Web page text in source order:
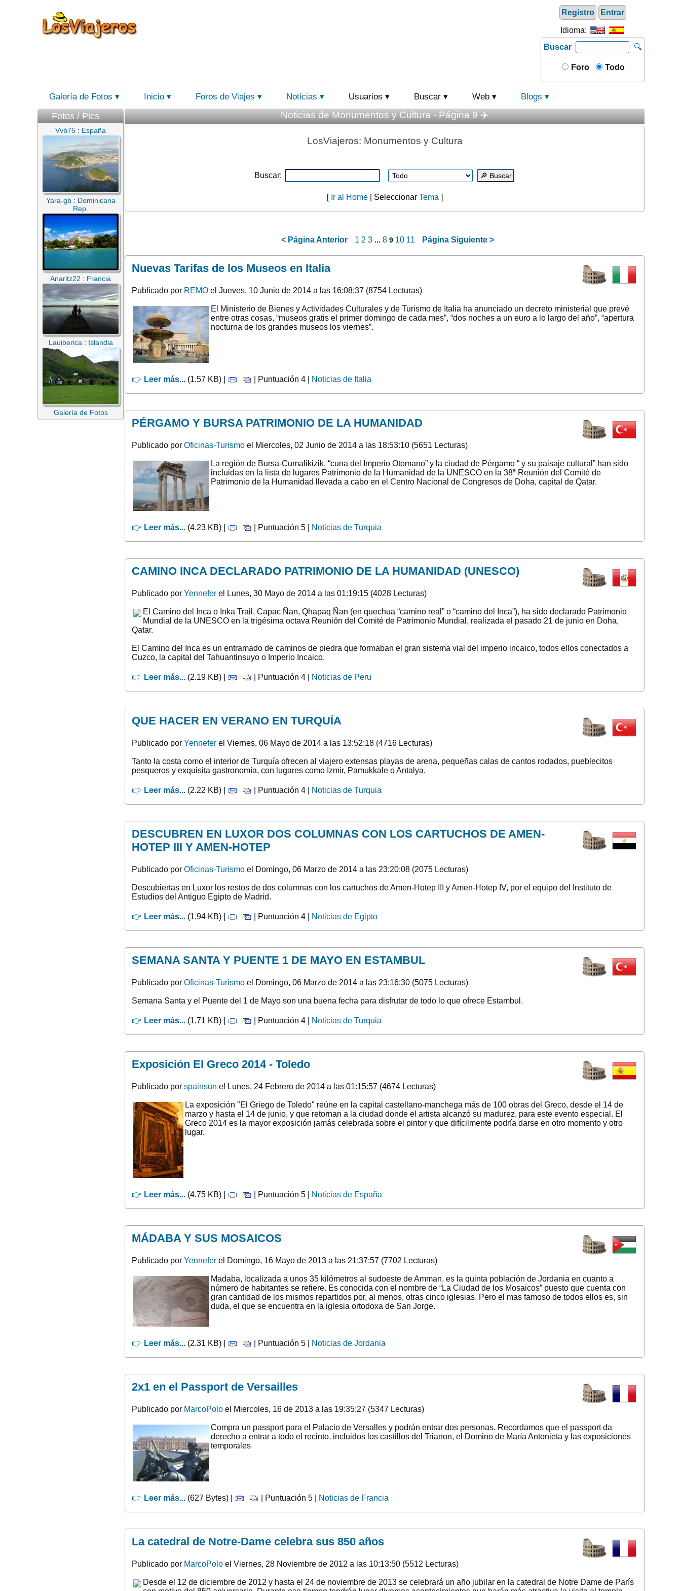
Registro Entrar
Idioma:
Buscar
🔍
Foro Todo
Galería de Fotos Inicio Foros de Viajes Noticias Usuarios Buscar Web Blogs
Fotos / Pics
Vvb75 : España
Yara-gb: Dominicana
Rep.
Anaritz22 : Francia
Lauiberica : Islandia
Galería de Fotos
Noticias de Monumentos y Cultura - Página 9 ✈️
LosViajeros: Monumentos y Cultura
Buscar:
[ Ir al Home| SeleccionarTema ]
< Página Anterior 1 2 3 ...8 9 10 11 Página Siguiente >
Nuevas Tarifas de los Museos en Italia
Publicado por REMO el Jueves, 10 Junio de 2014 a las 16:08:37 (8754 Lecturas)
El Ministerio de Bienes y Actividades Culturales y de Turismo de Italia ha anunciado un decreto ministerial que prevé
entre otras cosas, “museos gratis el primer domingo de cada mes”, “dos noches a un euro a lo largo del año”, “apertura
nocturna de los grandes museos los viernes”.
👉 Leer más... (1.57 KB) | | Puntuación 4 | Noticias de Italia
PÉRGAMO Y BURSA PATRIMONIO DE LA HUMANIDAD
Publicado por Oficinas-Turismo el Miercoles, 02 Junio de 2014 a las 18:53:10 (5651 Lecturas)
La región de Bursa-Cumalikizik, “cuna del Imperio Otomano” y la ciudad de Pérgamo “ y su paisaje cultural” han sido
incluidas en la lista de lugares Patrimonio de la Humanidad de la UNESCO en la 38ª Reunión del Comité de
Patrimonio de la Humanidad llevada a cabo en el Centro Nacional de Congresos de Doha, capital de Qatar.
👉 Leer más... (4.23 KB) | | Puntuación 5 | Noticias de Turquia
CAMINO INCA DECLARADO PATRIMONIO DE LA HUMANIDAD (UNESCO)
Publicado por Yennefer el Lunes, 30 Mayo de 2014 a las 01:19:15 (4028 Lecturas)
El Camino del Inca o Inka Trail, Capac Ñan, Qhapaq Ñan (en quechua “camino real” o “camino del Inca”), ha sido declarado Patrimonio
Mundial de la UNESCO en la trigésima octava Reunión del Comité de Patrimonio Mundial, realizada el pasado 21 de junio en Doha,
Qatar.
El Camino del Inca es un entramado de caminos de piedra que formaban el gran sistema vial del imperio incaico, todos ellos conectados a
Cuzco, la capital del Tahuantinsuyo o Imperio Incaico.
👉 Leer más... (2.19 KB) | | Puntuación 4 | Noticias de Peru
QUE HACER EN VERANO EN TURQUÍA
Publicado por Yennefer el Viernes, 06 Mayo de 2014 a las 13:52:18 (4716 Lecturas)
Tanto la costa como el interior de Turquía ofrecen al viajero extensas playas de arena, pequeñas calas de cantos rodados, pueblecitos
pesqueros y exquisita gastronomía, con lugares como Izmir, Pamukkale o Antalya.
👉 Leer más... (2.22 KB) | | Puntuación 4 | Noticias de Turquia
DESCUBREN EN LUXOR DOS COLUMNAS CON LOS CARTUCHOS DE AMEN-
HOTEP III Y AMEN-HOTEP
Publicado por Oficinas-Turismo el Domingo, 06 Marzo de 2014 a las 23:20:08 (2075 Lecturas)
Descubiertas en Luxor los restos de dos columnas con los cartuchos de Amen-Hotep III y Amen-Hotep IV, por el equipo del Instituto de
Estudios del Antiguo Egipto de Madrid.
👉 Leer más... (1.94 KB) | | Puntuación 4 | Noticias de Egipto
SEMANA SANTA Y PUENTE 1 DE MAYO EN ESTAMBUL
Publicado por Oficinas-Turismo el Domingo, 06 Marzo de 2014 a las 23:16:30 (5075 Lecturas)
Semana Santa y el Puente del 1 de Mayo son una buena fecha para disfrutar de todo lo que ofrece Estambul.
👉 Leer más... (1.71 KB) | | Puntuación 4 | Noticias de Turquia
Exposición El Greco 2014 - Toledo
Publicado por spainsun el Lunes, 24 Febrero de 2014 a las 01:15:57 (4674 Lecturas)
La exposición "El Griego de Toledo" reúne en la capital castellano-manchega más de 100 obras del Greco, desde el 14 de
marzo y hasta el 14 de junio, y que retornan a la ciudad donde el artista alcanzó su madurez, para este evento especial. El
Greco 2014 es la mayor exposición jamás celebrada sobre el pintor y que difícilmente podría darse en otro momento y otro
lugar.
👉 Leer más... (4.75 KB) | | Puntuación 5 | Noticias de España
MÁDABA Y SUS MOSAICOS
Publicado por Yennefer el Domingo, 16 Mayo de 2013 a las 21:37:57 (7702 Lecturas)
Madaba, localizada a unos 35 kilómetros al sudoeste de Amman, es la quinta población de Jordania en cuanto a
número de habitantes se refiere. Es conocida con el nombre de “La Ciudad de los Mosaicos” puesto que cuenta con
gran cantidad de los mismos repartidos por, al menos, otras cinco iglesias. Pero el mas famoso de todos ellos es, sin
duda, el que se encuentra en la iglesia ortodoxa de San Jorge.
👉 Leer más... (2.31 KB) | | Puntuación 5 | Noticias de Jordania
2x1 en el Passport de Versailles
Publicado por MarcoPolo el Miercoles, 16 de 2013 a las 19:35:27 (5347 Lecturas)
Compra un passport para el Palacio de Versalles y podrán entrar dos personas. Recordamos que el passport da
derecho a entrar a todo el recinto, incluidos los castillos del Trianon, el Domino de María Antonieta y las exposiciones
temporales
👉 Leer más... (627 Bytes) | | Puntuación 5 | Noticias de Francia
La catedral de Notre-Dame celebra sus 850 años
Publicado por MarcoPolo el Viernes, 28 Noviembre de 2012 a las 10:13:50 (5512 Lecturas)
Desde el 12 de diciembre de 2012 y hasta el 24 de noviembre de 2013 se celebrará un año jubilar en la catedral de Notre Dame de París